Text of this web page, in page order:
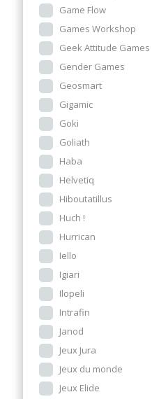
Game Flow
Games Workshop
Geek Attitude Games
Gender Games
Geosmart
Gigamic
Goki
Goliath
Haba
Helvetiq
Hiboutatillus
Huch !
Hurrican
Iello
Igiari
Ilopeli
Intrafin
Janod
Jeux Jura
Jeux du monde
Jeux Elide